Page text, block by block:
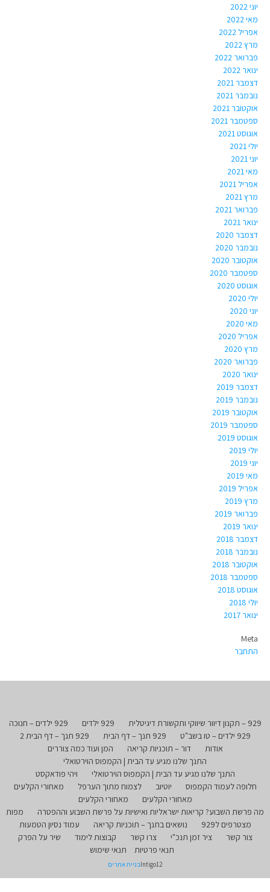
יוני 2022
מאי 2022
אפריל 2022
מרץ 2022
פברואר 2022
ינואר 2022
דצמבר 2021
נובמבר 2021
אוקטובר 2021
ספטמבר 2021
אוגוסט 2021
יולי 2021
יוני 2021
מאי 2021
אפריל 2021
מרץ 2021
פברואר 2021
ינואר 2021
דצמבר 2020
נובמבר 2020
אוקטובר 2020
ספטמבר 2020
אוגוסט 2020
יולי 2020
יוני 2020
מאי 2020
אפריל 2020
מרץ 2020
פברואר 2020
ינואר 2020
דצמבר 2019
נובמבר 2019
אוקטובר 2019
ספטמבר 2019
אוגוסט 2019
יולי 2019
יוני 2019
מאי 2019
אפריל 2019
מרץ 2019
פברואר 2019
ינואר 2019
דצמבר 2018
נובמבר 2018
אוקטובר 2018
ספטמבר 2018
אוגוסט 2018
יולי 2018
ינואר 2017
Meta
התחבר
929 – תקנון דיוור שיווקי ותקשורת דיגיטלית 929 ילדים
929 ילדים – חנוכה
929 ילדים – טו בשב"ט
929 תנך – דף הבית
929 תנך – דף הבית 2
אודות
דור – תוכניות קריאה
המן ועוד כמה צוררים
התנך שלנו מגיע עד הבית | הקמפוס הוירטואלי
התנך שלנו מגיע עד הבית | הקמפוס הוירטואלי
ויהי פודאקסט
חלופה לעמוד הקמפוס
יוטיוב לצמוח מתוך הערפל
מאחורי הקלעים
מאחורי הקלעים
מאחורי הקלעים
מה פרשת השבוע? קריאות ישראליות ואישיות על פרשת השבוע וההפטרה
מפות
מצטרפים ל929
נושאים בתנך – תוכניות קריאה
עמוד נסיון הטמעות
צור קשר
ציר זמן תנכ"י צרו קשר קבוצות לימוד
שיר על הפרק
תנאי פרטיות
תנאי שימוש
Intigo12בניית אתרים